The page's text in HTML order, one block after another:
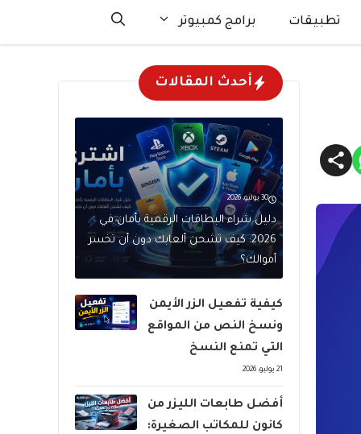
تطبيقات برامج كمبيوتر
أحدث المقالات
30 يوليو، 2026
دليل شراء البطاقات الرقمية بأمان في
2026: كيف تشحن ألعابك دون أن تخسر
أموالك؟
كيفية تفعيل الزر الأيمن
ونسخ النص من المواقع
التي تمنع النسخ
21 يوليو، 2026
أفضل طابعات الليزر من
كانون للمكاتب الصغيرة: